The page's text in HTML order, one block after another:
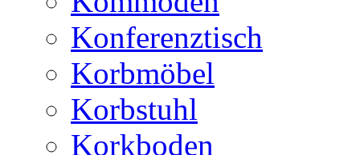
Konferenztisch
Korbmöbel
Korbstuhl
Korkboden